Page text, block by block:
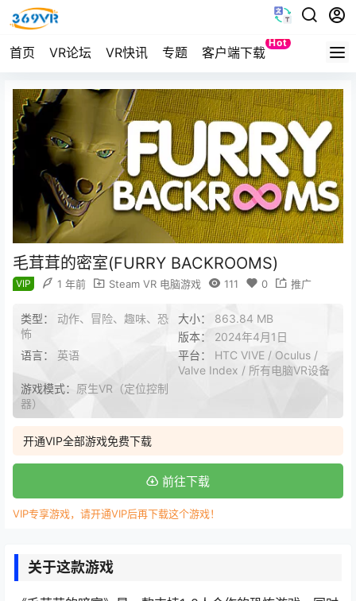
首页 VR论坛 VR快讯 专题 客户端下载
Hot
Quest
毛茸茸的密室(FURRY BACKROOMS)
VIP 1 年前 Steam VR 电脑游戏 111 0 推广
类型： 动作、冒险、趣味、恐
怖
大小： 863.84 MB
版本： 2024年4月1日
语言： 英语 平台： HTC VIVE / Oculus /
Valve Index / 所有电脑VR设备
游戏模式： 原生VR（定位控制
器）
开通VIP全部游戏免费下载
前往下载
VIP专享游戏，请开通VIP后再下载这个游戏！
关于这款游戏